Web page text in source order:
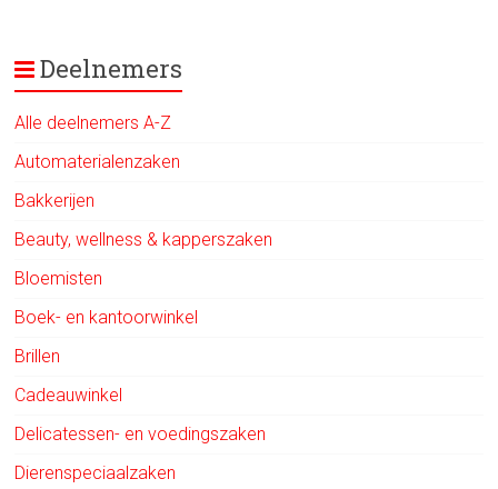
Deelnemers
Alle deelnemers A-Z
Automaterialenzaken
Bakkerijen
Beauty, wellness & kapperszaken
Bloemisten
Boek- en kantoorwinkel
Brillen
Cadeauwinkel
Delicatessen- en voedingszaken
Dierenspeciaalzaken